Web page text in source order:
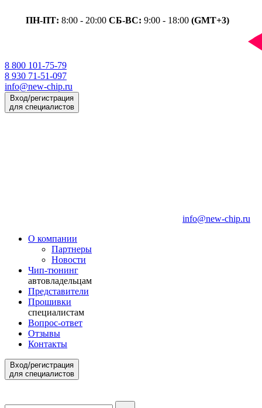
ПН-ПТ: 8:00 - 20:00 СБ-ВС: 9:00 - 18:00 (GMT+3)
8 800 101-75-79
8 930 71-51-097
info@new-chip.ru
Вход/регистрация
для специалистов
info@new-chip.ru
О компании
Партнеры
Новости
Чип-тюнинг
автовладельцам
Представители
Прошивки
специалистам
Вопрос-ответ
Отзывы
Контакты
Вход/регистрация
для специалистов